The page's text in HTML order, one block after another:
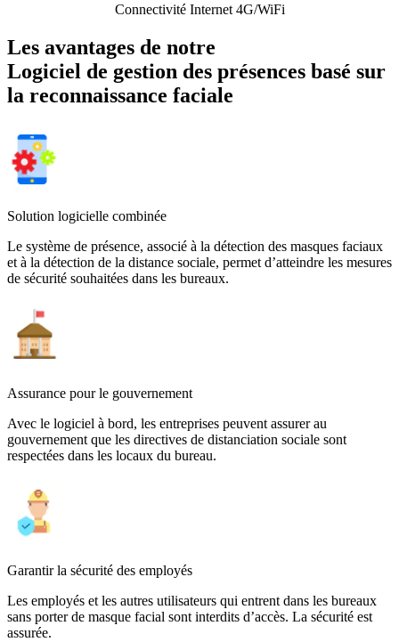
Connectivité Internet 4G/WiFi
Les avantages de notre
Logiciel de gestion des présences basé sur
la reconnaissance faciale
Solution logicielle combinée
Le système de présence, associé à la détection des masques faciaux
et à la détection de la distance sociale, permet d’atteindre les mesures
de sécurité souhaitées dans les bureaux.
Assurance pour le gouvernement
Avec le logiciel à bord, les entreprises peuvent assurer au
gouvernement que les directives de distanciation sociale sont
respectées dans les locaux du bureau.
Garantir la sécurité des employés
Les employés et les autres utilisateurs qui entrent dans les bureaux
sans porter de masque facial sont interdits d’accès. La sécurité est
assurée.